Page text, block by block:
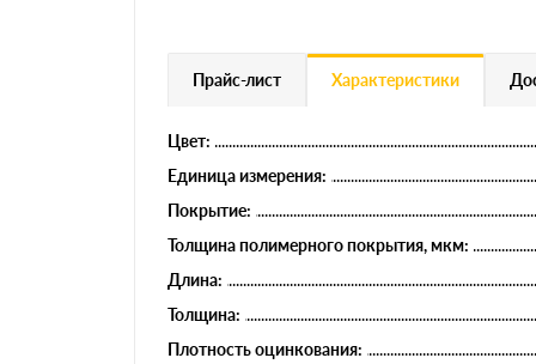
Прайс-лист Характеристики
Цвет:
Единица измерения:
Покрытие:
Толщина полимерного покрытия, мкм:
Длина:
Толщина:
Плотность оцинкования: